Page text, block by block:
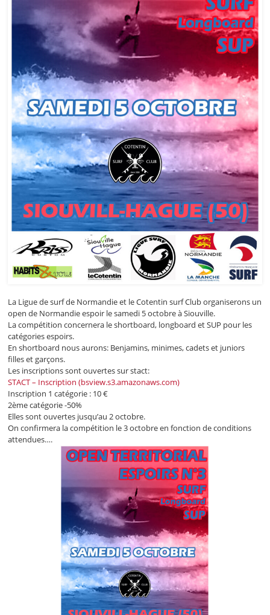
La Ligue de surf de Normandie et le Cotentin surf Club organiserons un
open de Normandie espoir le samedi 5 octobre à Siouville.
La compétition concernera le shortboard, longboard et SUP pour les
catégories espoirs.
En shortboard nous aurons: Benjamins, minimes, cadets et juniors
filles et garçons.
Les inscriptions sont ouvertes sur stact:
STACT – Inscription (bsview.s3.amazonaws.com)
Inscription 1 catégorie : 10 €
2ème catégorie -50%
Elles sont ouvertes jusqu’au 2 octobre.
On confirmera la compétition le 3 octobre en fonction de conditions
attendues….